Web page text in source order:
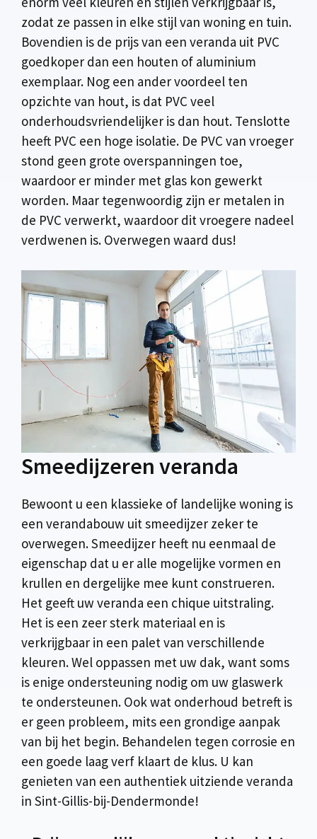
zodat ze passen in elke stijl van woning en tuin.
Bovendien is de prijs van een veranda uit PVC
goedkoper dan een houten of aluminium
exemplaar. Nog een ander voordeel ten
opzichte van hout, is dat PVC veel
onderhoudsvriendelijker is dan hout. Tenslotte
heeft PVC een hoge isolatie. De PVC van vroeger
stond geen grote overspanningen toe,
waardoor er minder met glas kon gewerkt
worden. Maar tegenwoordig zijn er metalen in
de PVC verwerkt, waardoor dit vroegere nadeel
verdwenen is. Overwegen waard dus!
Smeedijzeren veranda
Bewoont u een klassieke of landelijke woning is
een verandabouw uit smeedijzer zeker te
overwegen. Smeedijzer heeft nu eenmaal de
eigenschap dat u er alle mogelijke vormen en
krullen en dergelijke mee kunt construeren.
Het geeft uw veranda een chique uitstraling.
Het is een zeer sterk materiaal en is
verkrijgbaar in een palet van verschillende
kleuren. Wel oppassen met uw dak, want soms
is enige ondersteuning nodig om uw glaswerk
te ondersteunen. Ook wat onderhoud betreft is
er geen probleem, mits een grondige aanpak
van bij het begin. Behandelen tegen corrosie en
een goede laag verf klaart de klus. U kan
genieten van een authentiek uitziende veranda
in Sint-Gillis-bij-Dendermonde!